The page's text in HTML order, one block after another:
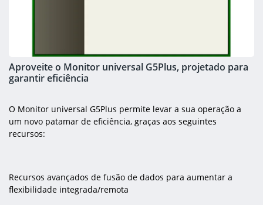
Aproveite o Monitor universal G5Plus, projetado para
garantir eficiência
O Monitor universal G5Plus permite levar a sua operação a
um novo patamar de eficiência, graças aos seguintes
recursos:
Recursos avançados de fusão de dados para aumentar a
flexibilidade integrada/remota